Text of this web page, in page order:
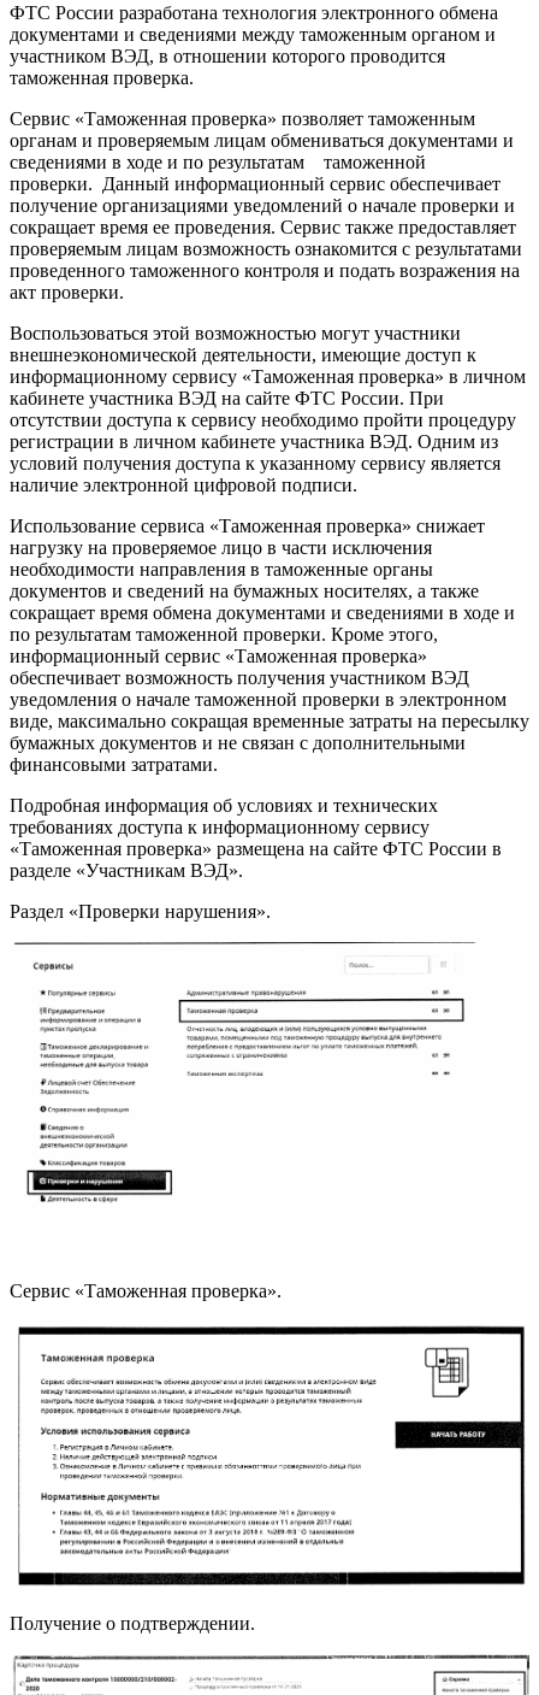
ФТС России разработана технология электронного обмена
документами и сведениями между таможенным органом и
участником ВЭД, в отношении которого проводится
таможенная проверка.
Сервис «Таможенная проверка» позволяет таможенным
органам и проверяемым лицам обмениваться документами и
сведениями в ходе и по результатам таможенной
проверки. Данный информационный сервис обеспечивает
получение организациями уведомлений о начале проверки и
сокращает время ее проведения. Сервис также предоставляет
проверяемым лицам возможность ознакомится с результатами
проведенного таможенного контроля и подать возражения на
акт проверки.
Воспользоваться этой возможностью могут участники
внешнеэкономической деятельности, имеющие доступ к
информационному сервису «Таможенная проверка» в личном
кабинете участника ВЭД на сайте ФТС России. При
отсутствии доступа к сервису необходимо пройти процедуру
регистрации в личном кабинете участника ВЭД. Одним из
условий получения доступа к указанному сервису является
наличие электронной цифровой подписи.
Использование сервиса «Таможенная проверка» снижает
нагрузку на проверяемое лицо в части исключения
необходимости направления в таможенные органы
документов и сведений на бумажных носителях, а также
сокращает время обмена документами и сведениями в ходе и
по результатам таможенной проверки. Кроме этого,
информационный сервис «Таможенная проверка»
обеспечивает возможность получения участником ВЭД
уведомления о начале таможенной проверки в электронном
виде, максимально сокращая временные затраты на пересылку
бумажных документов и не связан с дополнительными
финансовыми затратами.
Подробная информация об условиях и технических
требованиях доступа к информационному сервису
«Таможенная проверка» размещена на сайте ФТС России в
разделе «Участникам ВЭД».
Раздел «Проверки нарушения».
Сервис «Таможенная проверка».
Получение о подтверждении.